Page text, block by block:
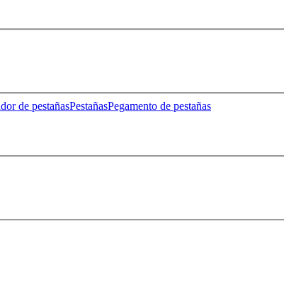
de pestañasPestañasPegamento de pestañas